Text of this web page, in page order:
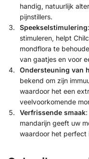
handig, natuurlijk
pijnstillers.
Speekselstimulering
stimuleren, helpt
mondflora te
van gaatjes en voor
Ondersteuning van
bekend om zijn
waardoor het een
veelvoorkomende
Verfrissende smaak
mandarijn geeft uw
waardoor het perfect